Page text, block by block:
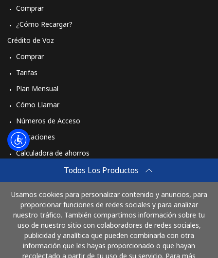
Todos Los Productos
Usamos cookies para personalizar contenido y anuncios, para
proporcionar funciones de redes sociales y para analizar
nuestro tráfico. También compartimos información sobre tu
uso de nuestro sitio con colaboradores de redes sociales,
publicidad y analítica que pueden combinarla con otra
información que les hayas proporcionado o que hayan
recolectado a partir de tu uso de su servicio. Para más
Comprar
¿Cómo Recargar?
Crédito de Voz
Comprar
Tarifas
Plan Mensual
Cómo Llamar
Números de Acceso
Aplicaciones
Calculadora de ahorros
Comprar
Cómo funciona
Paga con